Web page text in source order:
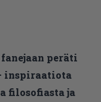
peräti
inspiraatiota
filosofiasta ja